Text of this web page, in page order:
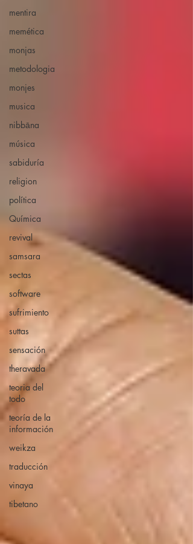
mentira
memética
monjas
metodologia
monjes
musica
nibbāna
música
sabiduría
religion
política
Química
revival
samsara
sectas
software
sufrimiento
suttas
sensación
theravada
teoria del
todo
teoría de la
información
weikza
traducción
vinaya
tibetano